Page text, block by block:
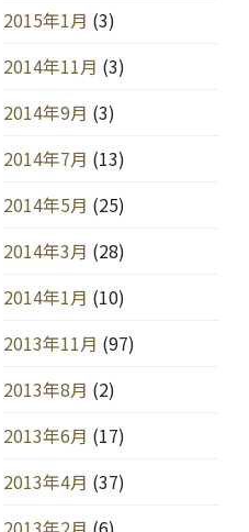
2015年1月 (3)
2014年11月 (3)
2014年9月 (3)
2014年7月 (13)
2014年5月 (25)
2014年3月 (28)
2014年1月 (10)
2013年11月 (97)
2013年8月 (2)
2013年6月 (17)
2013年4月 (37)